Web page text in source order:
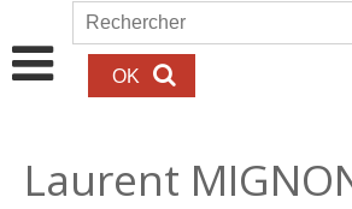
Aller au contenu principal
Formulaire de
Rechercher
Laurent